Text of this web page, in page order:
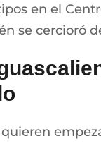
en el
se cercioró